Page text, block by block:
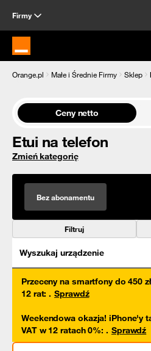
Firmy
Strona główna Orange.pl
Orange.pl Małe i Średnie Firmy Sklep
Ceny netto
Etui na telefon
Zmień kategorię
Bez abonamentu
Filtruj
Wyszukaj urządzenie
Przeceny na smartfony do 450
12 rat: . Sprawdź
Weekendowa okazja! iPhone'y
VAT w 12 ratach 0%: . Sprawdź